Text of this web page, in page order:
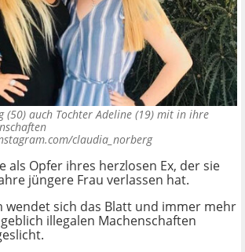
(50) auch Tochter Adeline (19) mit in ihre
claudia_norberg
als Opfer ihres herzlosen Ex, der sie
jüngere Frau verlassen hat.
wendet sich das Blatt und immer mehr
illegalen Machenschaften